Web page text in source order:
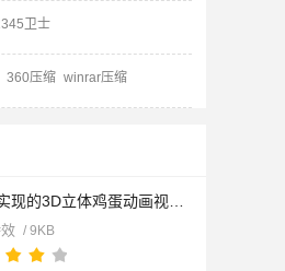
卫士
360压缩 winrar压缩
/ 9KB